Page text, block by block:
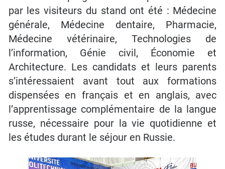
par les visiteurs du stand ont été : Médecine
générale, Médecine dentaire, Pharmacie,
Médecine vétérinaire, Technologies de
l’information, Génie civil, Économie et
Architecture. Les candidats et leurs parents
s’intéressaient avant tout aux formations
dispensées en français et en anglais, avec
l’apprentissage complémentaire de la langue
russe, nécessaire pour la vie quotidienne et
les études durant le séjour en Russie.